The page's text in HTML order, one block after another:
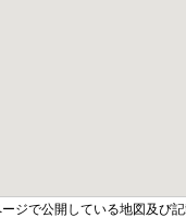
ジで公開している地図及び